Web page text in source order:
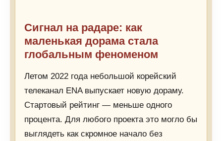
Сигнал на радаре: как
маленькая дорама стала
глобальным феноменом
Летом 2022 года небольшой корейский
телеканал ENA выпускает новую дораму.
Стартовый рейтинг — меньше одного
процента. Для любого проекта это могло бы
выглядеть как скромное начало без